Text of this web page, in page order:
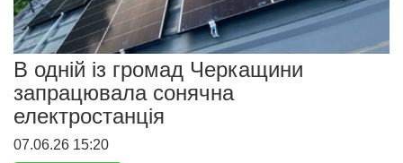
В одній із громад Черкащини
запрацювала сонячна
електростанція
07.06.26 15:20